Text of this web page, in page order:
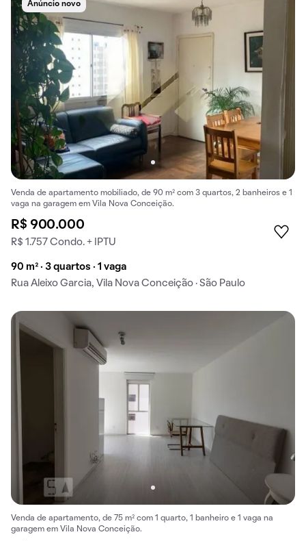
Anúncio novo
Venda de apartamento mobiliado, de 90 m² com 3 quartos, 2 banheiros e 1
vaga na garagem em Vila Nova Conceição.
R$ 900.000
R$ 1.757 Condo. + IPTU
90 m² · 3 quartos · 1 vaga
Rua Aleixo Garcia, Vila Nova Conceição · São Paulo
Venda de apartamento, de 75 m² com 1 quarto, 1 banheiro e 1 vaga na
garagem em Vila Nova Conceição.